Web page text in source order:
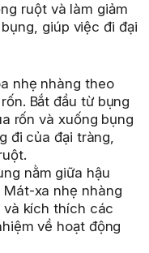
ruột và làm giảm
giúp việc đi đại
nhẹ nhàng theo
Bắt đầu từ bụng
rốn và xuống bụng
đi của đại tràng,
nằm giữa hậu
Mát-xa nhẹ nhàng
và kích thích các
về hoạt động